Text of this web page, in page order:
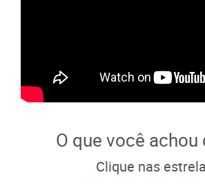
O que você achou
Clique nas